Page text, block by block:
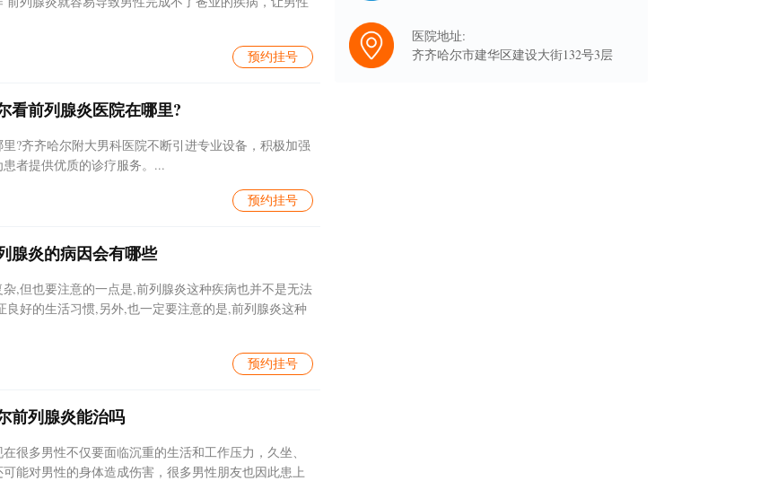
预约挂号
看前列腺炎医院在哪里?
?齐齐哈尔附大男科医院不断引进专业设备，积极加强
者提供优质的诊疗服务。...
预约挂号
腺炎的病因会有哪些
,但也要注意的一点是,前列腺炎这种疾病也并不是无法
良好的生活习惯,另外,也一定要注意的是,前列腺炎这种
预约挂号
前列腺炎能治吗
很多男性不仅要面临沉重的生活和工作压力，久坐、
能对男性的身体造成伤害，很多男性朋友也因此患上
医院地址:
齐齐哈尔市建华区建设大街132号3层